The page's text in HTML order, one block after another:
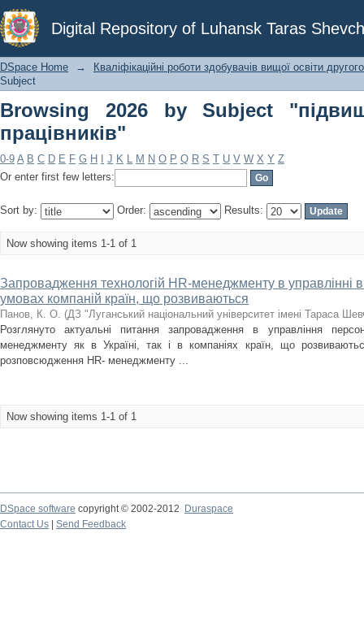
Digital Repository of Luhansk Taras
Browsing 2026 by Subject
DSpace Home →
Кваліфікаційні роботи здобувачів вищої освіти
Subject
Browsing 2026 by Subject
працівників"
0-9 A B C D E F G H J K L M N O P Q R S T U V W X Y Z
Or enter first few letters:
Sort by: Order: Results:
Now showing items 1-1 of 1
Запровадження технологій HR-менеджменту в управлінні в
умовах компаній країн, що розвиваються
Панов, К. О. (ДЗ "Луганський національний університет імені Тараса
Розглянуто актуальні питання запровадження в управління
менеджменту як в Україні, так і в компаніях країн, що
розповсюдження HR- менеджменту ...
Now showing items 1-1 of 1
DSpace software copyright © 2002-2012
Duraspace
Contact Us
Send Feedback